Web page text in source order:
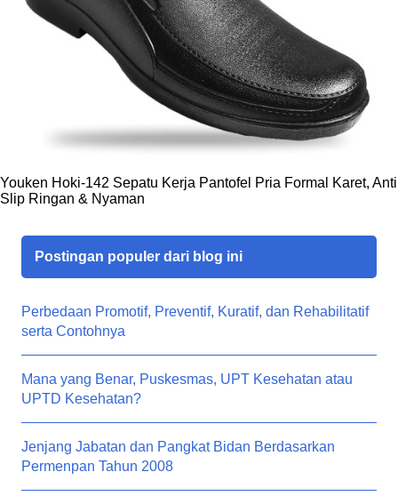
Youken Hoki-142 Sepatu Kerja Pantofel Pria Formal Karet, Anti
Slip Ringan & Nyaman
Postingan populer dari blog ini
Perbedaan Promotif, Preventif, Kuratif, dan Rehabilitatif
serta Contohnya
Mana yang Benar, Puskesmas, UPT Kesehatan atau
UPTD Kesehatan?
Jenjang Jabatan dan Pangkat Bidan Berdasarkan
Permenpan Tahun 2008